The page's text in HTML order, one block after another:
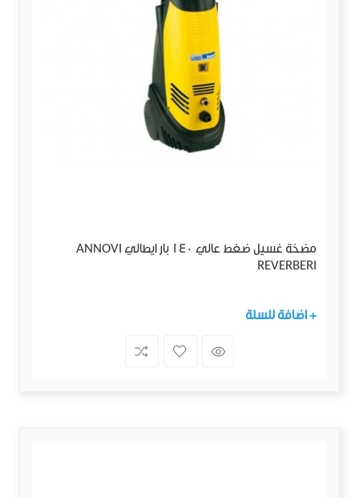
مضخة غسيل ضغط عالي 140 بار ايطالي ANNOVI
REVERBERI
+ اضافة للسلة